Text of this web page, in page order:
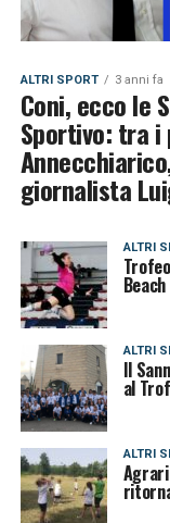
ALTRI SPORT 3 anni fa
Coni, ecco le
Sportivo: tra
giornalista
ALTRI
ALTRI
Il
al
ALTRI